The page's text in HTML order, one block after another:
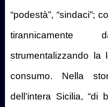
“podestà”, “sindaci”;
strumentalizzando
consumo. Nella
dell’intera Sicilia,